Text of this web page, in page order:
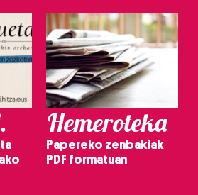
Hemeroteka
Papereko zenbakiak
PDF formatuan